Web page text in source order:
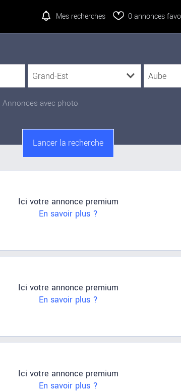
Mes recherches 0annonces
Annonces avec photo
Ici votre annonce premium
En savoir plus ?
Ici votre annonce premium
En savoir plus ?
Ici votre annonce premium
En savoir plus ?